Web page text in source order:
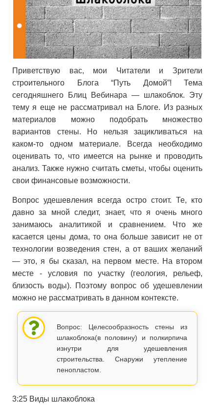
Приветствую вас, мои Читатели и Зрители
строительного Блога “Путь Домой”! Тема
сегодняшнего Блиц Вебинара — шлакоблок. Эту
тему я еще не рассматривал на Блоге. Из разных
материалов можно подобрать множество
вариантов стены. Но нельзя зацикливаться на
каком-то одном материале. Всегда необходимо
оценивать то, что имеется на рынке и проводить
анализ. Также нужно считать сметы, чтобы оценить
свои финансовые возможности.
Вопрос удешевления всегда остро стоит. Те, кто
давно за мной следит, знает, что я очень много
занимаюсь аналитикой и сравнением. Что же
касается цены дома, то она больше зависит не от
технологии возведения стен, а от ваших желаний
— это, я бы сказал, на первом месте. На втором
месте - условия по участку (геология, рельеф,
близость воды). Поэтому вопрос об удешевлении
можно не рассматривать в данном контексте.
Вопрос: Целесообразность стены из
шлакоблока(в половину) и полкирпича
изнутри для удешевления
строительства. Снаружи утепление
пенопластом.
3:25 Виды шлакоблока